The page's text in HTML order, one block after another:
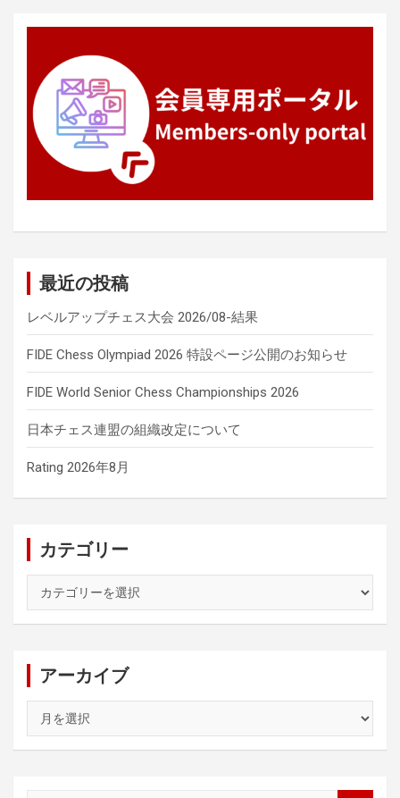
最近の投稿
レベルアップチェス大会 2026/08-結果
FIDE Chess Olympiad 2026 特設ページ公開のお知らせ
FIDE World Senior Chess Championships 2026
日本チェス連盟の組織改定について
Rating 2026年8月
カテゴリー
ゴ
アーカイブ
カ